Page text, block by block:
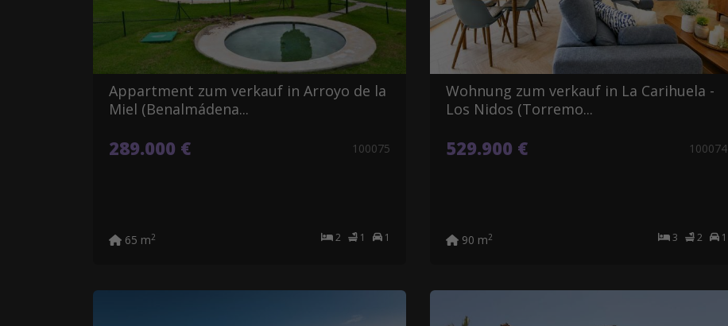
Appartment zum verkauf in Arroyo de la
Miel (Benalmádena...
289.000 € 100075
2 1 1
65 m2
Wohnung zum verkauf in La Carihuela -
Los Nidos (Torremo...
529.900 € 100074
3 2 1
90 m2